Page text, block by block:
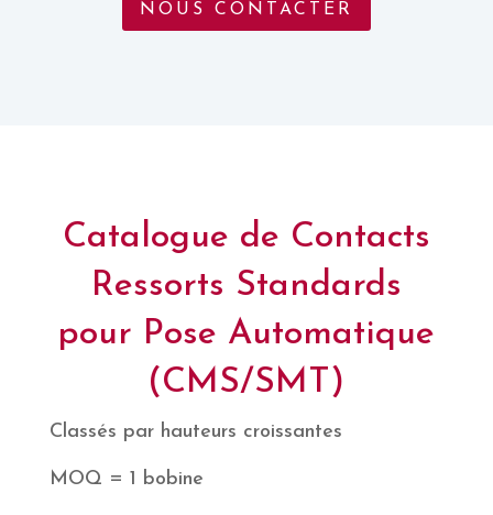
NOUS CONTACTER
Catalogue de Contacts
Ressorts Standards
pour Pose Automatique
(CMS/SMT)
Classés par hauteurs croissantes
MOQ = 1 bobine